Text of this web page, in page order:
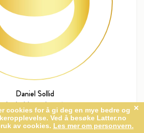
Daniel Sollid
Innholdsprodusent
daniel@standup.no